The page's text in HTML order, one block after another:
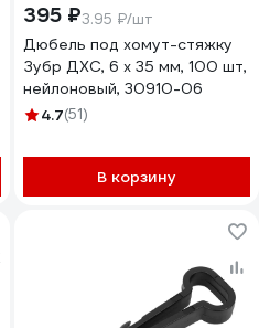
395 ₽3.95 ₽/шт
Дюбель под хомут-стяжку
Зубр ДХС, 6 x 35 мм, 100 шт,
нейлоновый, 30910-06
4.7(51)
В корзину